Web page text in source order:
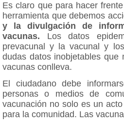
Es claro que para hacer
herramienta que debemos
y la divulgación de
vacunas. Los datos
prevacunal y la vacunal y
dudas datos inobjetables
vacunas conlleva.
El ciudadano debe
personas o medios de
vacunación no solo es un
para la comunidad. Las